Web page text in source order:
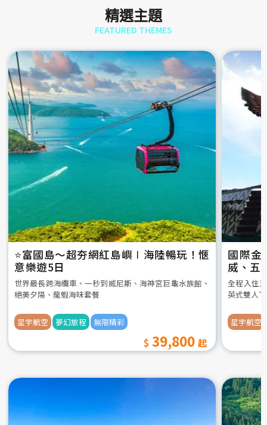
精選主題
FEATURED THEMES
⭐️富國島～超夯網紅島嶼∣海陸暢玩！愜
意樂遊5日
世界最長跨海纜車、一秒到威尼斯、海神宮巨龜水族館、
絕美夕陽、龍蝦海味套餐
星宇航空 夢幻旅程 無限精彩
39,800
國際金
威、五
全程入住
英式雙人
星宇航空